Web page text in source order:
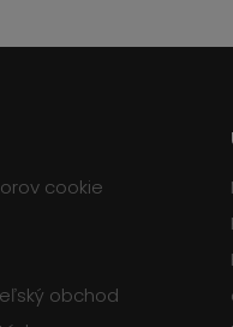
cookie
obchod